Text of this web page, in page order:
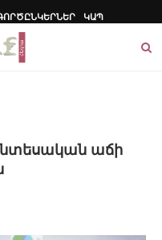
ԿԱՊ
աճի